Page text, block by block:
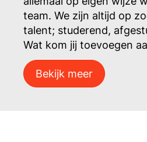
team. We zijn altijd op
talent; studerend,
Wat kom jij toevoegen
Bekijk meer